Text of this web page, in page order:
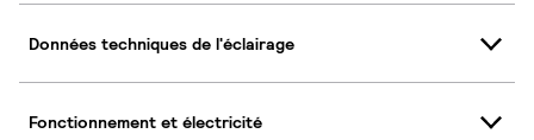
Données techniques de l'éclairage
Fonctionnement et électricité